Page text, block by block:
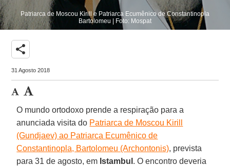
Patriarca de Moscou Kirill e Patriarca Ecumênico de Constantinopla
Bartolomeu | Foto: Mospat
share
31 Agosto 2018
O mundo ortodoxo prende a respiração para a
anunciada visita do Patriarca de Moscou Kirill
(Gundjaev) ao Patriarca Ecumênico de
Constantinopla, Bartolomeu (Archontonis), prevista
para 31 de agosto, em Istambul . O encontro deveria